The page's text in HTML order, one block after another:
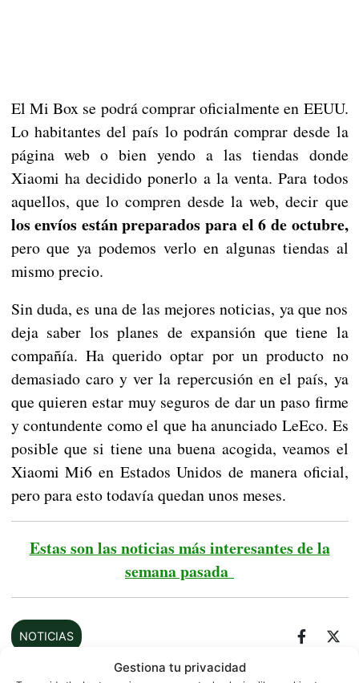
Gestiona tu privacidad
El Mi Box se podrá comprar oficialmente en EEUU.
Lo habitantes del país lo podrán comprar desde la
página web o bien yendo a las tiendas donde
Xiaomi ha decidido ponerlo a la venta. Para todos
aquellos, que lo compren desde la web, decir que
los envíos están preparados para el 6 de octubre,
pero que ya podemos verlo en algunas tiendas al
mismo precio.
Sin duda, es una de las mejores noticias, ya que nos
deja saber los planes de expansión que tiene la
compañía. Ha querido optar por un producto no
demasiado caro y ver la repercusión en el país, ya
que quieren estar muy seguros de dar un paso firme
y contundente como el que ha anunciado LeEco. Es
posible que si tiene una buena acogida, veamos el
Xiaomi Mi6 en Estados Unidos de manera oficial,
pero para esto todavía quedan unos meses.
Estas son las noticias más interesantes de la
semana pasada
NOTICIAS